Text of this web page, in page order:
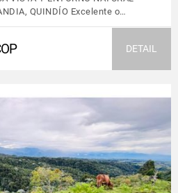
QUINDÍO Excelente o…
DETAIL
DETAILS